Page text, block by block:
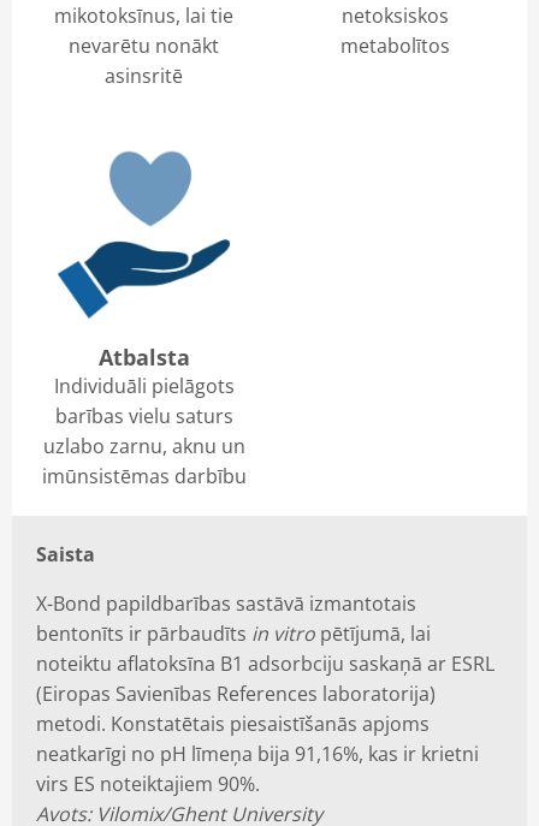
mikotoksīnus, lai tie
nevarētu nonākt
asinsritē
netoksiskos
metabolītos
Atbalsta
Individuāli pielāgots
barības vielu saturs
uzlabo zarnu, aknu un
imūnsistēmas darbību
Saista
X-Bond papildbarības sastāvā izmantotais
bentonīts ir pārbaudīts in vitro pētījumā, lai
noteiktu aflatoksīna B1 adsorbciju saskaņā ar ESRL
(Eiropas Savienības References laboratorija)
metodi. Konstatētais piesaistīšanās apjoms
neatkarīgi no pH līmeņa bija 91,16%, kas ir krietni
virs ES noteiktajiem 90%.
Avots: Vilomix/Ghent University